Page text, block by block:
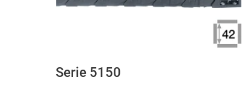
Serie 5150